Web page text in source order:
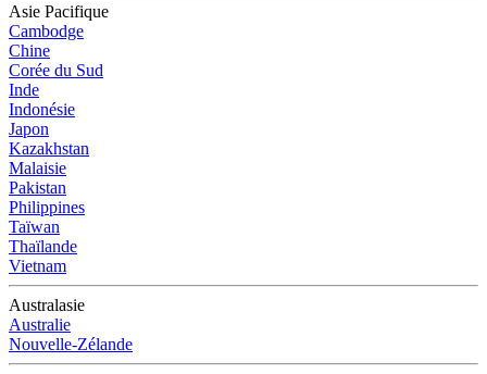
Asie Pacifique
Cambodge
Chine
Corée du Sud
Inde
Indonésie
Japon
Kazakhstan
Malaisie
Pakistan
Philippines
Taïwan
Thaïlande
Vietnam
Australasie
Australie
Nouvelle-Zélande